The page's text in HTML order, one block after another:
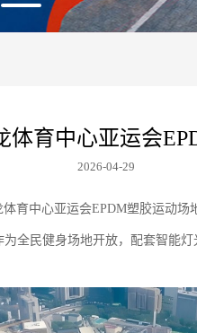
体育中心亚运会
2026-04-29
体育中心亚运会EPDM塑胶运动场
为全民健身场地开放，配套智能